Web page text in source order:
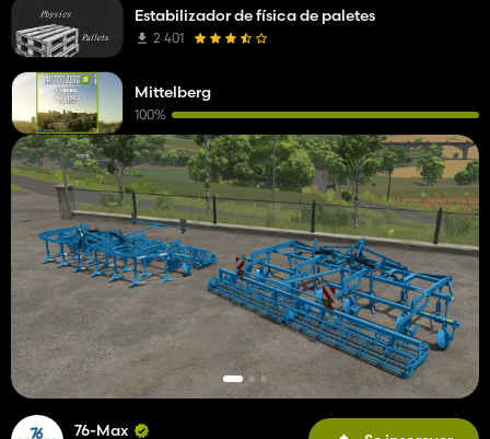
76-Max
Estabilizador de física de paletes
2 401
Mittelberg
100%